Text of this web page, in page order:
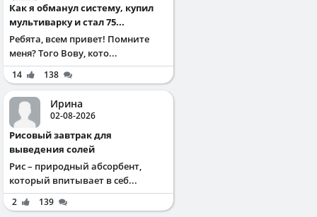
Как я обманул систему, купил
мультиварку и стал 75...
Ребята, всем привет! Помните
меня? Того Вову, кото...
14 138
Ирина
02-08-2026
Рисовый завтрак для
выведения солей
Рис – природный абсорбент,
который впитывает в себ...
2 139